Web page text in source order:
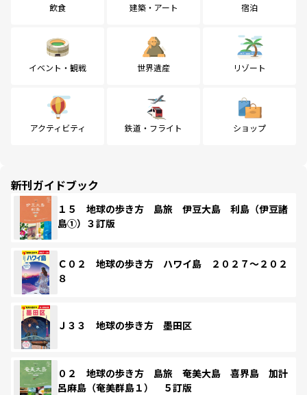
飲食 建築・アート 宿泊
イベント・観戦 世界遺産 リゾート
アクティビティ 鉄道・フライト ショップ
新刊ガイドブック
１５ 地球の歩き方 島旅 伊豆大島 利島（伊豆諸
島①）３訂版
Ｃ０２ 地球の歩き方 ハワイ島 ２０２７～２０２
８
Ｊ３３ 地球の歩き方 墨田区
０２ 地球の歩き方 島旅 奄美大島 喜界島 加計
呂麻島（奄美群島１） ５訂版